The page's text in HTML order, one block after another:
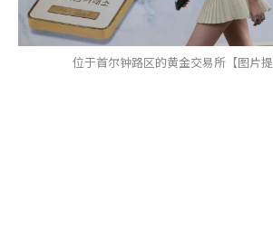
位于首尔钟路区的黄金交易所【图片提